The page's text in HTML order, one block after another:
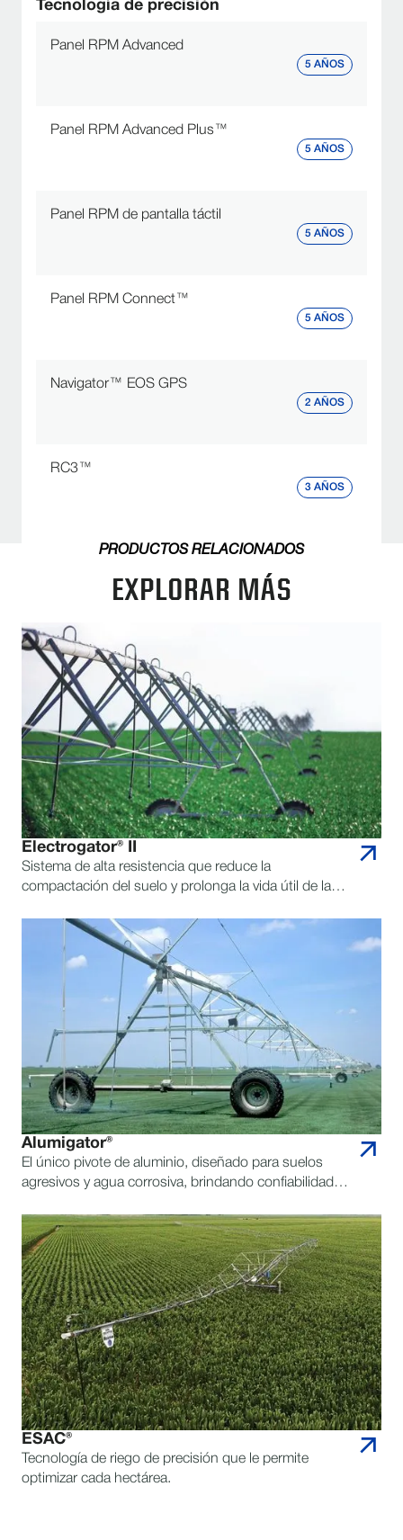
Tecnología de precisión
Panel RPM Advanced
5 AÑOS
Panel RPM Advanced Plus™
5 AÑOS
Panel RPM de pantalla táctil
5 AÑOS
Panel RPM Connect™
5 AÑOS
Navigator™ EOS GPS
2 AÑOS
RC3™
3 AÑOS
PRODUCTOS RELACIONADOS
EXPLORAR MÁS
Electrogator® II
Sistema de alta resistencia que reduce la
compactación del suelo y prolonga la vida útil de la
Alumigator®
El único pivote de aluminio, diseñado para suelos
agresivos y agua corrosiva, brindando confiabilidad
ESAC®
Tecnología de riego de precisión que le permite
optimizar cada hectárea.